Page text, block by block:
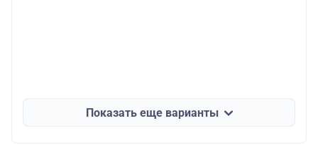
Показать еще варианты